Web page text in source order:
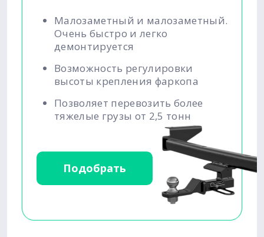
Малозаметный и малозаметный.
Очень быстро и легко
демонтируется
Возможность регулировки
высоты крепления фаркопа
Позволяет перевозить более
тяжелые грузы от 2,5 тонн
Подобрать